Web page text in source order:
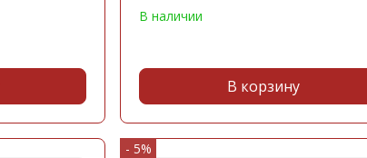
В наличии
В корзину
- 5%